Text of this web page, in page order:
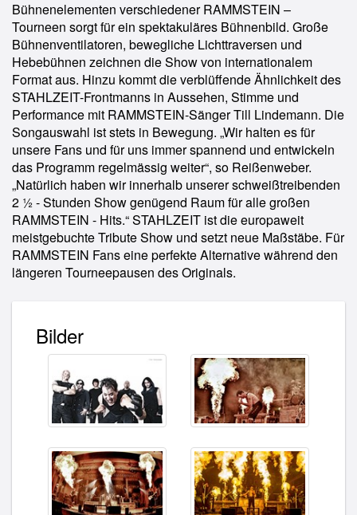
Bühnenelementen verschiedener RAMMSTEIN –
Tourneen sorgt für ein spektakuläres Bühnenbild. Große
Bühnenventilatoren, bewegliche Lichttraversen und
Hebebühnen zeichnen die Show von internationalem
Format aus. Hinzu kommt die verblüffende Ähnlichkeit des
STAHLZEIT-Frontmanns in Aussehen, Stimme und
Performance mit RAMMSTEIN-Sänger Till Lindemann. Die
Songauswahl ist stets in Bewegung. „Wir halten es für
unsere Fans und für uns immer spannend und entwickeln
das Programm regelmässig weiter“, so Reißenweber.
„Natürlich haben wir innerhalb unserer schweißtreibenden
2 ½ - Stunden Show genügend Raum für alle großen
RAMMSTEIN - Hits.“ STAHLZEIT ist die europaweit
meistgebuchte Tribute Show und setzt neue Maßstäbe. Für
RAMMSTEIN Fans eine perfekte Alternative während den
längeren Tourneepausen des Originals.
Bilder